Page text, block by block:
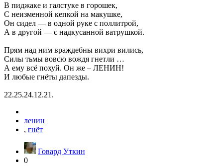
В пиджаке и галстуке в горошек,
С неизменной кепкой на макушке,
Он сидел — в одной руке с поллитрой,
А в другой — с надкусанной ватрушкой.
Прям над ним враждебны вихри вились,
Силы тьмы вовсю вождя гнетли …
А ему всё похуй. Он же – ЛЕНИН!
И любые гнёты дапезды.
22.25.24.12.21.
ленин
, гнёт
Говард Уткин
0